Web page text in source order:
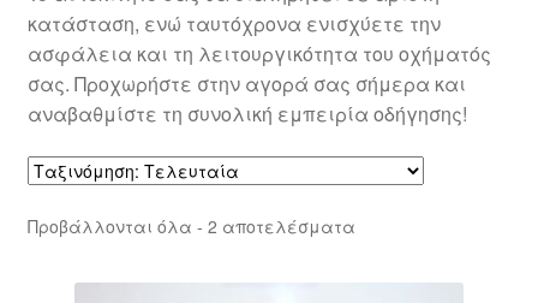
κατάσταση, ενώ ταυτόχρονα ενισχύετε την
ασφάλεια και τη λειτουργικότητα του οχήματός
σας. Προχωρήστε στην αγορά σας σήμερα και
αναβαθμίστε τη συνολική εμπειρία οδήγησης!
Προβάλλονται όλα - 2 αποτελέσματαSorted
latest